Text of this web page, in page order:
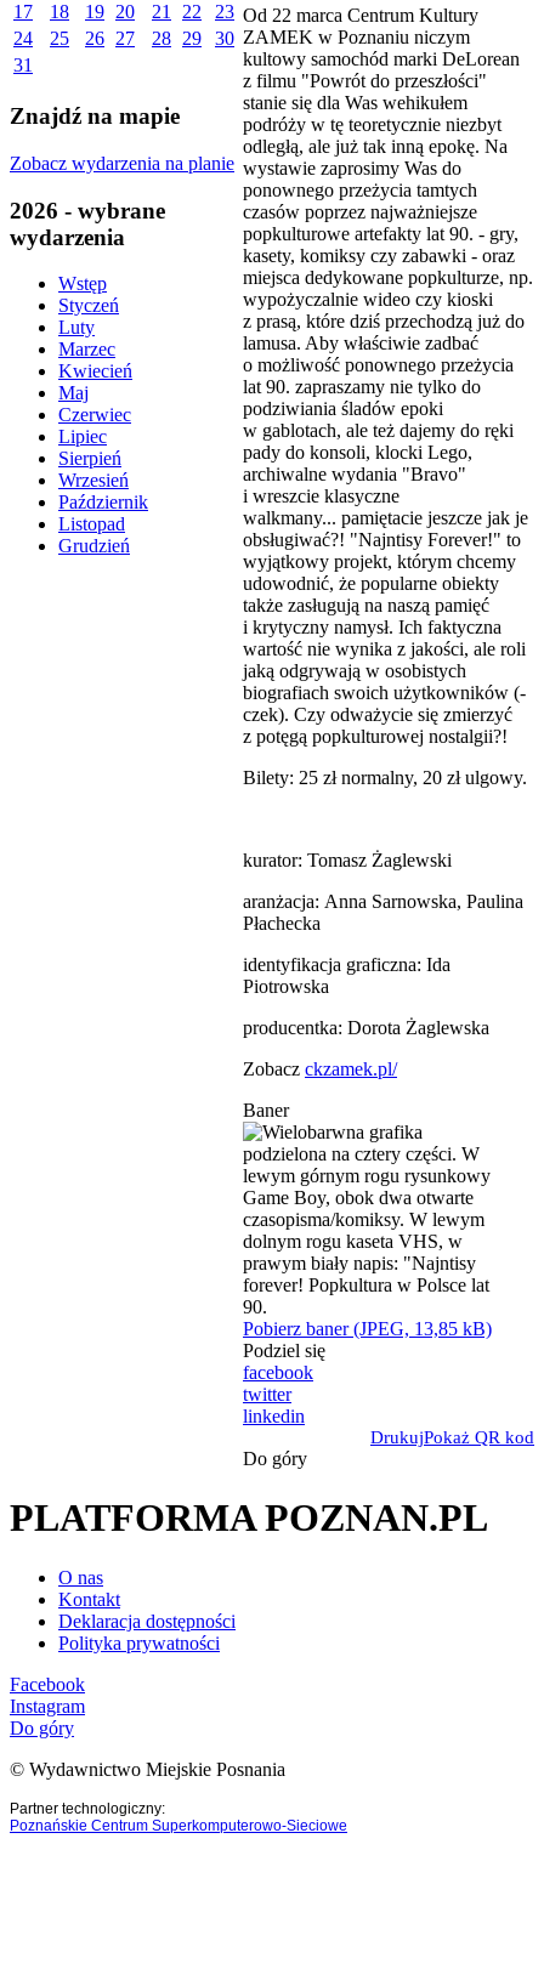
17
18 19 20 21 22
23
24
25 26 27 28 29
30
31
Znajdź na mapie
Zobacz wydarzenia na planie
2026 - wybrane
wydarzenia
Wstęp
Styczeń
Luty
Marzec
Kwiecień
Maj
Czerwiec
Lipiec
Sierpień
Wrzesień
Październik
Listopad
Grudzień
Od 22 marca Centrum Kultury
ZAMEK w Poznaniu niczym
kultowy samochód marki DeLorean
z filmu "Powrót do przeszłości"
stanie się dla Was wehikułem
podróży w tę teoretycznie niezbyt
odległą, ale już tak inną epokę. Na
wystawie zaprosimy Was do
ponownego przeżycia tamtych
czasów poprzez najważniejsze
popkulturowe artefakty lat 90. - gry,
kasety, komiksy czy zabawki - oraz
miejsca dedykowane popkulturze, np.
wypożyczalnie wideo czy kioski
z prasą, które dziś przechodzą już do
lamusa. Aby właściwie zadbać
o możliwość ponownego przeżycia
lat 90. zapraszamy nie tylko do
podziwiania śladów epoki
w gablotach, ale też dajemy do ręki
pady do konsoli, klocki Lego,
archiwalne wydania "Bravo"
i wreszcie klasyczne
walkmany... pamiętacie jeszcze jak je
obsługiwać?! "Najntisy Forever!" to
wyjątkowy projekt, którym chcemy
udowodnić, że popularne obiekty
także zasługują na naszą pamięć
i krytyczny namysł. Ich faktyczna
wartość nie wynika z jakości, ale roli
jaką odgrywają w osobistych
biografiach swoich użytkowników (-
czek). Czy odważycie się zmierzyć
z potęgą popkulturowej nostalgii?!
Bilety: 25 zł normalny, 20 zł ulgowy.
kurator: Tomasz Żaglewski
aranżacja: Anna Sarnowska, Paulina
Płachecka
identyfikacja graficzna: Ida
Piotrowska
producentka: Dorota Żaglewska
Zobacz ckzamek.pl/
Baner
Pobierz baner (JPEG, 13,85 kB)
Podziel się
facebook
twitter
linkedin
DrukujPokaż QR kod
Do góry
PLATFORMA POZNAN.PL
O nas
Kontakt
Deklaracja dostępności
Polityka prywatności
Facebook
Instagram
Do góry
© Wydawnictwo Miejskie Posnania
Partner technologiczny:
Poznańskie Centrum Superkomputerowo-Sieciowe